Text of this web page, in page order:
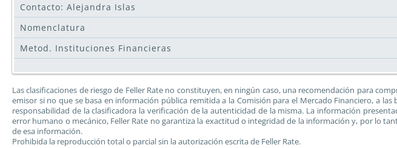
Contacto: Alejandra Islas
Nomenclatura
Metod. Instituciones Financieras
Las clasificaciones de riesgo de Feller Rate no constituyen, en ningún caso, una recomendación para
emisor si no que se basa en información pública remitida a la Comisión para el Mercado Financiero, a
responsabilidad de la clasificadora la verificación de la autenticidad de la misma. La información
error humano o mecánico, Feller Rate no garantiza la exactitud o integridad de la información y, por lo
de esa información.
Prohibida la reproducción total o parcial sin la autorización escrita de Feller Rate.